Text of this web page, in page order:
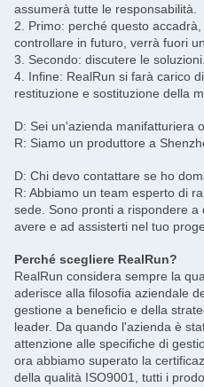
assumerà tutte le responsabilità.
2. Primo: perché questo
controllare in futuro, verrà fuori
3. Secondo: discutere le soluzioni.
4. Infine: RealRun si farà carico
restituzione e sostituzione della
D: Sei un'azienda manifatturiera
R: Siamo un produttore a
D: Chi devo contattare se ho
R: Abbiamo un team esperto di
sede. Sono pronti a rispondere a
avere e ad assisterti nel tuo
Perché scegliere RealRun?
RealRun considera sempre la
aderisce alla filosofia aziendale
gestione a beneficio e della
leader. Da quando l'azienda è
attenzione alle specifiche di
ora abbiamo superato la
della qualità ISO9001, tutti i